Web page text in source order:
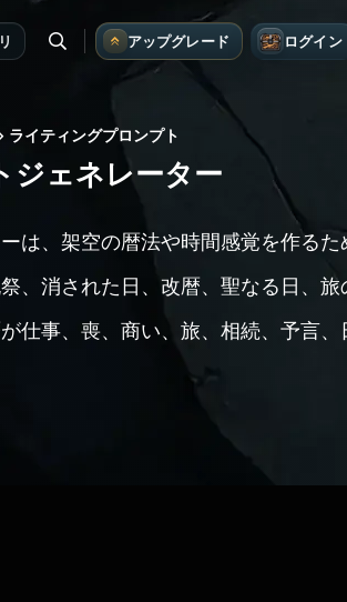
アップグレード ログイン
ライティングプロンプト
ジェネレーター
は、架空の暦法や時間感覚を作るた
、消された日、改暦、聖なる日、
仕事、喪、商い、旅、相続、予言、